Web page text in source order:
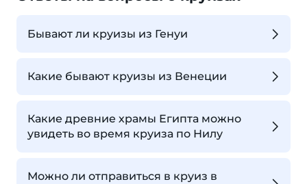
Бывают ли круизы из Генуи
Какие бывают круизы из Венеции
Какие древние храмы Египта можно
увидеть во время круиза по Нилу
Можно ли отправиться в круиз в